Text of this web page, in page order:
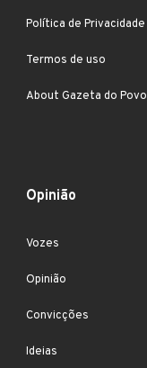
Política de Privacidade
Termos de uso
About Gazeta do Povo
Opinião
Vozes
Opinião
Convicções
Ideias